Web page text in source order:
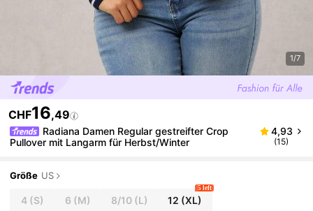
1/7
CHF16,49
Radiana Damen Regular gestreifter Crop
Pullover mit Langarm für Herbst/Winter
4,93
(15)
Größe US
4 (S) 6 (M) 8/10(L) 12 (XL)
5 left